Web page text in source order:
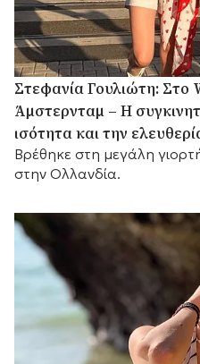
Στεφανία Γουλιώτη:
Άμστερνταμ – Η
ισότητα και την
Βρέθηκε στη μεγάλη
στην Ολλανδία.